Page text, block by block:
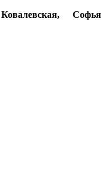
Ковалевская, Софья